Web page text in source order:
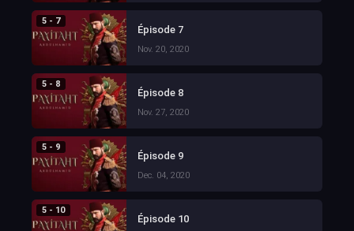
5 - 7
Épisode 7
Nov. 20, 2020
5 - 8
Épisode 8
Nov. 27, 2020
5 - 9
Épisode 9
Dec. 04, 2020
5 - 10
Épisode 10